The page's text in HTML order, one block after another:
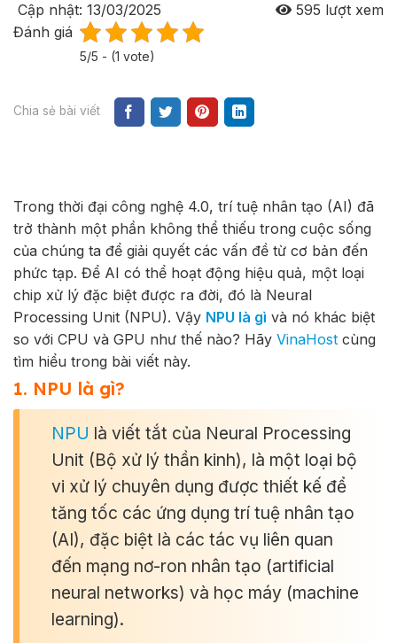
Cập nhật: 13/03/2025 595 lượt xem
Đánh giá
5/5 - (1 vote)
Chia sẻ bài viết
Trong thời đại công nghệ 4.0, trí tuệ nhân tạo (AI) đã
trở thành một phần không thể thiếu trong cuộc sống
của chúng ta để giải quyết các vấn đề từ cơ bản đến
phức tạp. Để AI có thể hoạt động hiệu quả, một loại
chip xử lý đặc biệt được ra đời, đó là Neural
Processing Unit (NPU). Vậy NPU là gì và nó khác biệt
so với CPU và GPU như thế nào? Hãy VinaHost cùng
tìm hiểu trong bài viết này.
1. NPU là gì?
NPU là viết tắt của Neural Processing
Unit (Bộ xử lý thần kinh), là một loại bộ
vi xử lý chuyên dụng được thiết kế để
tăng tốc các ứng dụng trí tuệ nhân tạo
(AI), đặc biệt là các tác vụ liên quan
đến mạng nơ-ron nhân tạo (artificial
neural networks) và học máy (machine
learning).